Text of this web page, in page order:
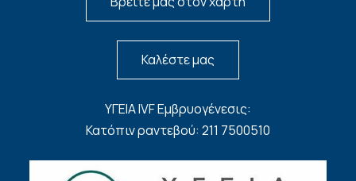
Καλέστε μας
ΥΓΕΙΑ IVF Εμβρυογένεσις:
Κατόπιν ραντεβού: 211 7500510